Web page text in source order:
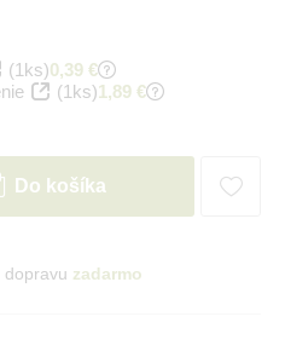
(1ks)0,39 €
(1ks)1,89 €
Do košíka
dopravu zadarmo